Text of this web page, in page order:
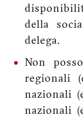
della
delega.
Non
regionali
nazionali
nazionali